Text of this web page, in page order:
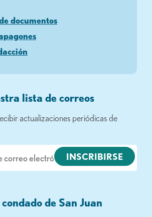
documentos
lista de correos
actualizaciones periódicas de
de San Juan